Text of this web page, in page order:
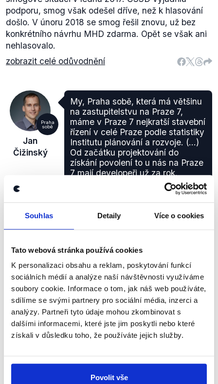
Souhlas Detaily Více o cookies
Tato webová stránka používá cookies
K personalizaci obsahu a reklam, poskytování funkcí
sociálních médií a analýze naší návštěvnosti využíváme
soubory cookie. Informace o tom, jak náš web používáte,
sdílíme se svými partnery pro sociální média, inzerci a
analýzy. Partneři tyto údaje mohou zkombinovat s
dalšími informacemi, které jste jim poskytli nebo které
získali v důsledku toho, že používáte jejich služby.
Povolit vše
podporu, smog však odešel dříve, než k hlasování
došlo. V únoru 2018 se smog řešil znovu, už bez
konkrétního návrhu MHD zdarma. Opět se však ani
nehlasovalo.
zobrazit celé odůvodnění
Praha
sobě
Jan
Čižinský
My, Praha sobě, která má většinu
na zastupitelstvu na Praze 7,
máme v Praze 7 nejkratší stavební
řízení v celé Praze podle statistiky
Institutu plánování a rozvoje. (...)
Od začátku projektování do
získání povolení to u nás na Praze
7 mají developeři už za rok.
Předvolební debata České televize,28. září
hlavního města má Praha 7 opravdu toto prvenství.
zobrazit celé odůvodnění
Jan
Těch 1 900 bytů, které jsou teď v
majetku města, tak jsou
rozbité. Stovku bytů, co jsme
stihli opravit za 2 roky.